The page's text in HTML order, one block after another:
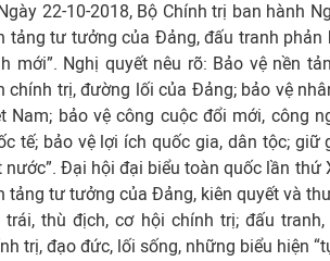
22-10-2018, Bộ Chính trị ban hành
tảng tư tưởng của Đảng, đấu tranh
mới”. Nghị quyết nêu rõ: Bảo vệ nền
chính trị, đường lối của Đảng; bảo vệ
Nam; bảo vệ công cuộc đổi mới, công
tế; bảo vệ lợi ích quốc gia, dân tộc;
nước”. Đại hội đại biểu toàn quốc lần thứ
tảng tư tưởng của Đảng, kiên quyết và
trái, thù địch, cơ hội chính trị; đấu
trị, đạo đức, lối sống, những biểu hiện